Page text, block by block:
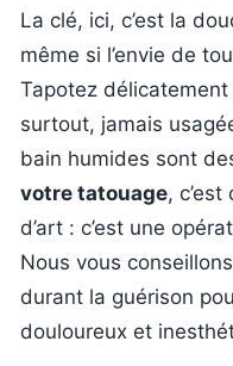
La clé, ici, c’est la
même si l’envie de
Tapotez
surtout, jamais
bain humides sont
votre tatouage,
d’art : c’est une
Nous vous
durant la guérison
douloureux et